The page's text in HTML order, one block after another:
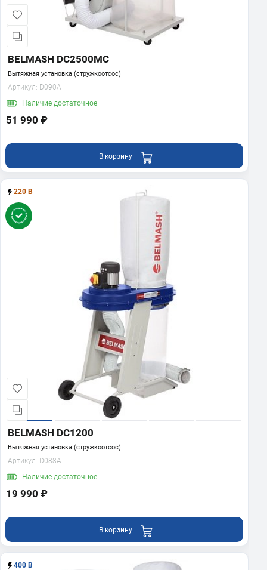
BELMASH DC2500MC
Вытяжная установка (стружкоотсос)
Артикул: D090A
Наличие достаточное
51 990 ₽
В корзину
220 В
BELMASH DC1200
Вытяжная установка (стружкоотсос)
Артикул: D088A
Наличие достаточное
19 990 ₽
В корзину
400 В